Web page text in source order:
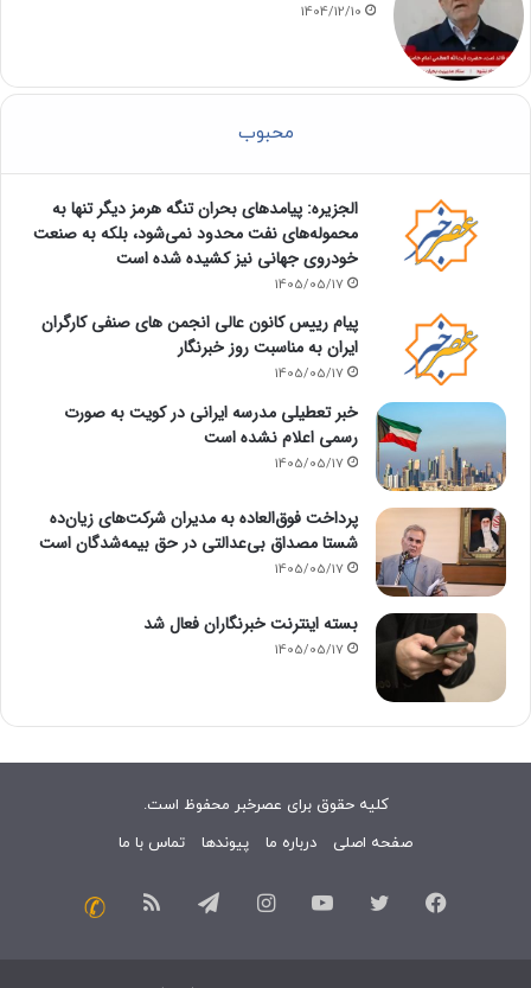
1404/12/10
محبوب
الجزیره: پیامدهای بحران تنگه هرمز دیگر تنها به
محموله‌های نفت محدود نمی‌شود، بلکه به صنعت
خودروی جهانی نیز کشیده شده است
1405/05/17
پیام رییس کانون عالی انجمن های صنفی کارگران
ایران به مناسبت روز خبرنگار
1405/05/17
خبر تعطیلی مدرسه ایرانی در کویت به صورت
رسمی اعلام نشده است
1405/05/17
پرداخت فوق‌العاده به مدیران شرکت‌های زیان‌ده
شستا مصداق بی‌عدالتی در حق بیمه‌شدگان است
1405/05/17
بسته اینترنت خبرنگاران فعال شد
1405/05/17
کلیه حقوق برای عصرخبر محفوظ است.
صفحه اصلی
درباره ما پیوندها تماس با ما
فیسبوک توییتر یوتیوب اینستاگرامتلگرام خوراک